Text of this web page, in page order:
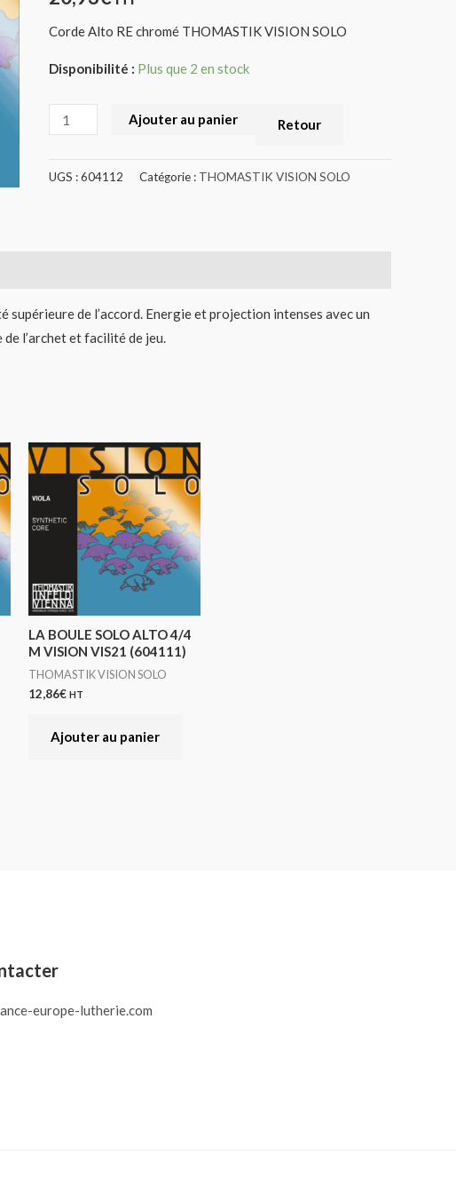
Corde Alto RE chromé THOMASTIK VISION SOLO
Disponibilité : Plus que 2 en stock
Ajouter au panier Retour
UGS :604112 Catégorie : THOMASTIK VISION SOLO
de l’accord. Energie et projection intenses avec un
de l’archet et facilité de jeu.
LA BOULE SOLO ALTO 4/4
M VISION VIS21 (604111)
THOMASTIK VISION SOLO
12,86€ HT
Ajouter au panier
europe-lutherie.com